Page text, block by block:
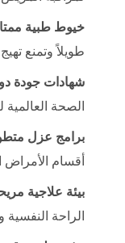
خيوط طبية
طويلاً وتمنع
شهادات جودة
الصحة
برامج عزل
أقسام الأمراض
بيئة علاجية
الراحة